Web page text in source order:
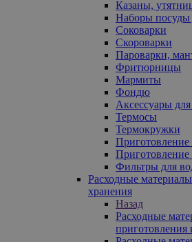
Казаны,
Наборы посуды
Соковарки
Скороварки
Пароварки,
Фритюрницы
Мармиты
Фондю
Аксессуары
Термосы
Термокружки
Приготовление
Приготовление
Фильтры для
Расходные
хранения
Назад
Расходные
приготовления